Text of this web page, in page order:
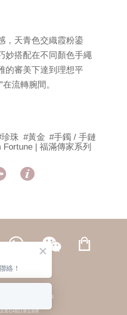
，天青色交織霞粉鎏
妙搭配在不同顏色手繩
的審美下達到理想平
流轉腕間。
珍珠 #黃金 #手鐲 / 手鏈
Fortune | 福滿傳家系列

簡体
所有 不得轉載 私隱政策
寶石A類註冊交易商
絡！